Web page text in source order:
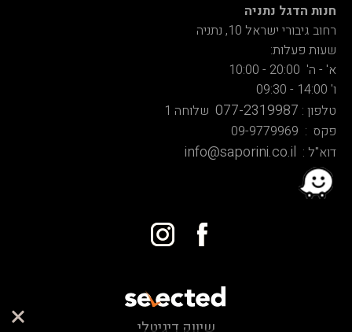
חנות הדגל נתניה
רחוב גיבורי ישראל 10, נתניה
שעות פעלות:
א' - ה' 20:00 - 10:00
ו' 14:00 - 09:30
טלפון : 077-2319987 שלוחה 1
פקס : 09-9779969
דוא"ל : info@saporini.co.il
שיווק דיגיטלי